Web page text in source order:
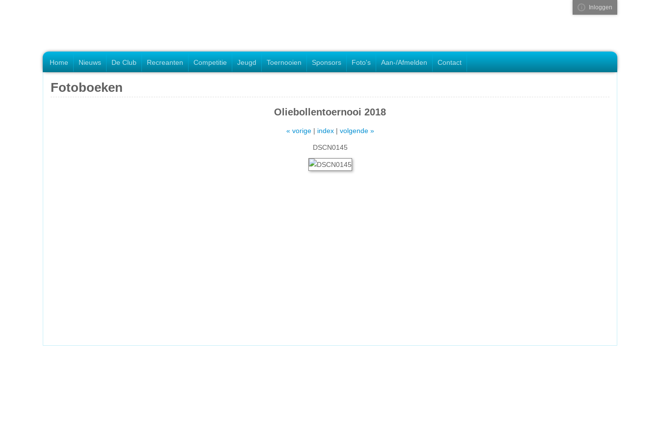
Visual ClubWeb
Inloggen
Home Nieuws De Club Recreanten Competitie Jeugd Toernooien Sponsors Foto's Aan-/Afmelden Contact
Fotoboeken
Oliebollentoernooi 2018
« vorige| index| volgende »
DSCN0145